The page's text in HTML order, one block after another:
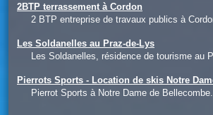
2BTP terrassement à Cordon
2 BTP entreprise de travaux publics à
Les Soldanelles au Praz-de-Lys
Les Soldanelles, résidence de tourisme au
Pierrots Sports - Location de skis Notre
Pierrot Sports à Notre Dame de Bellecombe.